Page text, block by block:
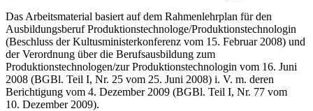
Das Arbeitsmaterial basiert auf dem Rahmenlehrplan für den
Ausbildungsberuf Produktionstechnologe/Produktionstechnologin
(Beschluss der Kultusministerkonferenz vom 15. Februar 2008) und
der Verordnung über die Berufsausbildung zum
Produktionstechnologen/zur Produktionstechnologin vom 16. Juni
2008 (BGBl. Teil I, Nr. 25 vom 25. Juni 2008) i. V. m. deren
Berichtigung vom 4. Dezember 2009 (BGBl. Teil I, Nr. 77 vom
10. Dezember 2009).